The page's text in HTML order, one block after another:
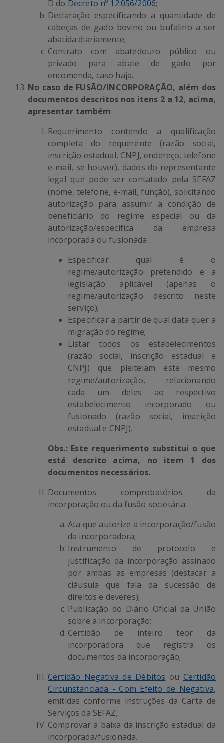
D do Decreto nº 12.056/2006;
Declaração especificando a quantidade de
cabeças de gado bovino ou bufalino a ser
abatida diariamente;
Contrato com abatedouro público ou
privado para abate de gado por
encomenda, caso haja.
No caso de FUSÃO/INCORPORAÇÃO, além dos
documentos descritos nos itens 2 a 12, acima,
apresentar também:
Requerimento contendo a qualificação
completa do requerente (razão social,
inscrição estadual, CNPJ, endereço, telefone
e-mail, se houver), dados do representante
legal que pode ser contatado pela SEFAZ
(nome, telefone, e-mail, função), solicitando
autorização para assumir a condição de
beneficiário do regime especial ou da
autorização/específica da empresa
incorporada ou fusionada:
Especificar qual é o
regime/autorização pretendido e a
legislação aplicável (apenas o
regime/autorização descrito neste
serviço);
Especificar a partir de qual data quer a
migração do regime;
Listar todos os estabelecimentos
(razão social, inscrição estadual e
CNPJ) que pleiteiam este mesmo
regime/autorização, relacionando
cada um deles ao respectivo
estabelecimento incorporado ou
fusionado (razão social, inscrição
estadual e CNPJ).
Obs.: Este requerimento substitui o que
está descrito acima, no item 1 dos
documentos necessários.
Documentos comprobatórios da
incorporação ou da fusão societária:
Ata que autorize a incorporação/fusão
da incorporadora;
Instrumento de protocolo e
justificação da incorporação assinado
por ambas as empresas (destacar a
cláusula que fala da sucessão de
direitos e deveres);
Publicação do Diário Oficial da União
sobre a incorporação;
Certidão de inteiro teor da
incorporadora que registra os
documentos da incorporação;
Certidão Negativa de Débitos ou Certidão
Circunstanciada - Com Efeito de Negativa,
emitidas conforme instruções da Carta de
Serviços da SEFAZ;
Comprovar a baixa da inscrição estadual da
incorporada/fusionada.